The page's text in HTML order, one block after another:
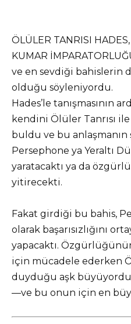
ÖLÜLER TANRISI
KUMAR
ve en sevdiği bahislerin
olduğu söyleniyordu.
Hades’le tanışmasının
kendini Ölüler Tanrısı
buldu ve bu anlaşmanın
Persephone ya Yeraltı
yaratacaktı ya da
yitirecekti.
Fakat girdiği bu bahis,
olarak başarısızlığını
yapacaktı.
için mücadele ederken
duyduğu aşk büyüyordu
—ve bu onun için en